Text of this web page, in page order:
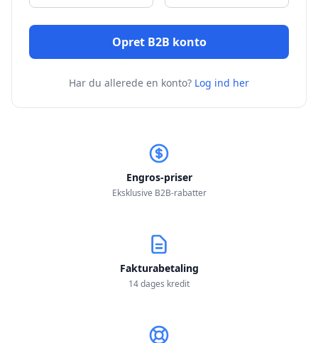
Opret B2B konto
Har du allerede en konto? Log ind her
Engros-priser
Eksklusive B2B-rabatter
Fakturabetaling
14 dages kredit